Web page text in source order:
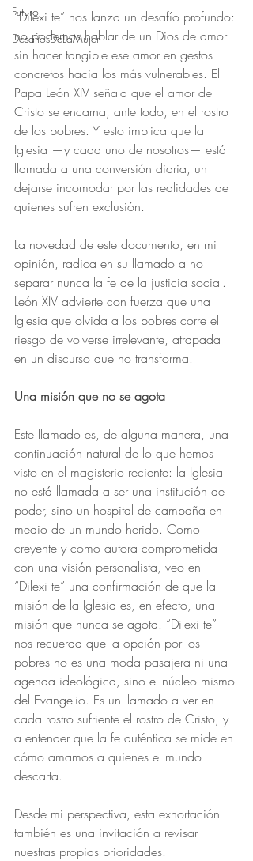
Futuro
DesafíosDeLaMujer
“Dilexi te” nos lanza un desafío profundo:
no podemos hablar de un Dios de amor
sin hacer tangible ese amor en gestos
concretos hacia los más vulnerables. El
Papa León XIV señala que el amor de
Cristo se encarna, ante todo, en el rostro
de los pobres. Y esto implica que la
Iglesia —y cada uno de nosotros— está
llamada a una conversión diaria, un
dejarse incomodar por las realidades de
quienes sufren exclusión.
La novedad de este documento, en mi
opinión, radica en su llamado a no
separar nunca la fe de la justicia social.
León XIV advierte con fuerza que una
Iglesia que olvida a los pobres corre el
riesgo de volverse irrelevante, atrapada
en un discurso que no transforma.
Una misión que no se agota
Este llamado es, de alguna manera, una
continuación natural de lo que hemos
visto en el magisterio reciente: la Iglesia
no está llamada a ser una institución de
poder, sino un hospital de campaña en
medio de un mundo herido. Como
creyente y como autora comprometida
con una visión personalista, veo en
“Dilexi te” una confirmación de que la
misión de la Iglesia es, en efecto, una
misión que nunca se agota. “Dilexi te”
nos recuerda que la opción por los
pobres no es una moda pasajera ni una
agenda ideológica, sino el núcleo mismo
del Evangelio. Es un llamado a ver en
cada rostro sufriente el rostro de Cristo, y
a entender que la fe auténtica se mide en
cómo amamos a quienes el mundo
descarta.
Desde mi perspectiva, esta exhortación
también es una invitación a revisar
nuestras propias prioridades.